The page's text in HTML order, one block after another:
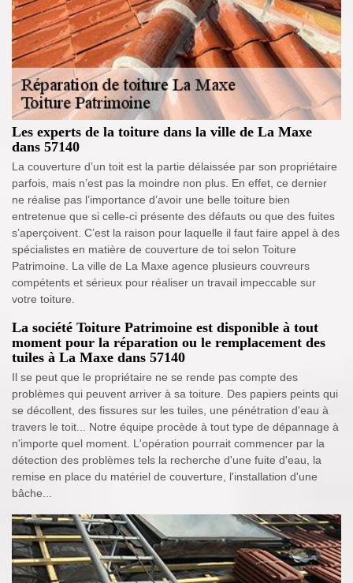
Les experts de la toiture dans la ville de La Maxe
dans 57140
La couverture d’un toit est la partie délaissée par son propriétaire
parfois, mais n’est pas la moindre non plus. En effet, ce dernier
ne réalise pas l’importance d’avoir une belle toiture bien
entretenue que si celle-ci présente des défauts ou que des fuites
s’aperçoivent. C’est la raison pour laquelle il faut faire appel à des
spécialistes en matière de couverture de toi selon Toiture
Patrimoine. La ville de La Maxe agence plusieurs couvreurs
compétents et sérieux pour réaliser un travail impeccable sur
votre toiture.
La société Toiture Patrimoine est disponible à tout
moment pour la réparation ou le remplacement des
tuiles à La Maxe dans 57140
Il se peut que le propriétaire ne se rende pas compte des
problèmes qui peuvent arriver à sa toiture. Des papiers peints qui
se décollent, des fissures sur les tuiles, une pénétration d'eau à
travers le toit... Notre équipe procède à tout type de dépannage à
n'importe quel moment. L'opération pourrait commencer par la
détection des problèmes tels la recherche d'une fuite d'eau, la
remise en place du matériel de couverture, l'installation d'une
bâche...